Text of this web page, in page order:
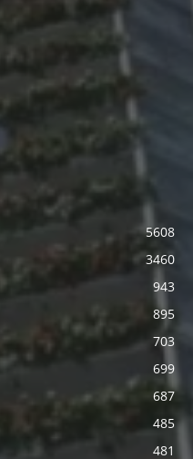
5608
3460
943
895
703
699
687
485
481